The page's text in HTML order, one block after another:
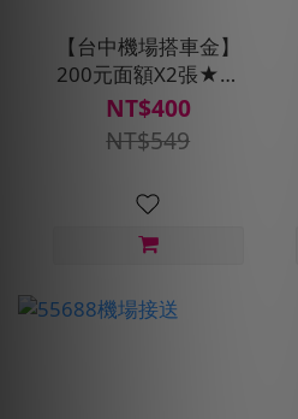
【台中機場搭車金】
200元面額X2張★贈
預約派車1次
NT$400
NT$549